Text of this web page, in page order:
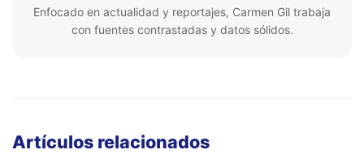
Enfocado en actualidad y reportajes, Carmen Gil trabaja
con fuentes contrastadas y datos sólidos.
Artículos relacionados